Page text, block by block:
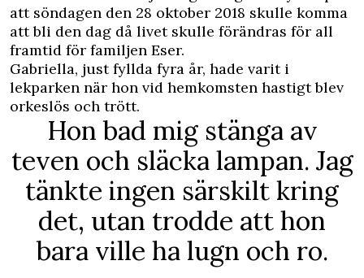
att söndagen den 28 oktober 2018 skulle komma
att bli den dag då livet skulle förändras för all
framtid för familjen Eser.
Gabriella, just fyllda fyra år, hade varit i
lekparken när hon vid hemkomsten hastigt blev
orkeslös och trött.
Hon bad mig stänga av
teven och släcka lampan. Jag
tänkte ingen särskilt kring
det, utan trodde att hon
bara ville ha lugn och ro.